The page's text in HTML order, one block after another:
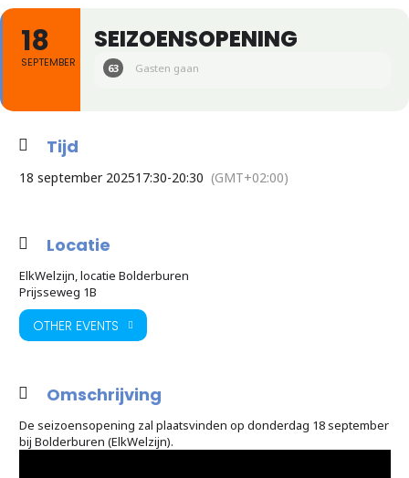
18
SEPTEMBER
SEIZOENSOPENING
63 Gasten gaan
Tijd
18 september 202517:30-20:30 (GMT+02:00)
Locatie
ElkWelzijn, locatie Bolderburen
Prijsseweg 1B
OTHER EVENTS
Omschrijving
De seizoensopening zal plaatsvinden op donderdag 18 september
bij Bolderburen (ElkWelzijn).